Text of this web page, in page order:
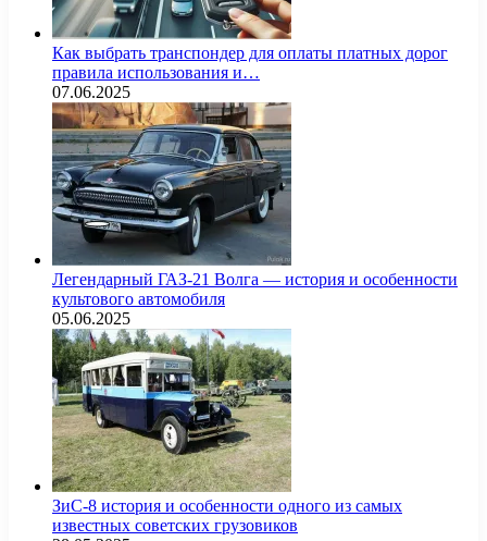
Как выбрать транспондер для оплаты платных дорог
правила использования и…
07.06.2025
Легендарный ГАЗ-21 Волга — история и особенности
культового автомобиля
05.06.2025
ЗиС-8 история и особенности одного из самых
известных советских грузовиков